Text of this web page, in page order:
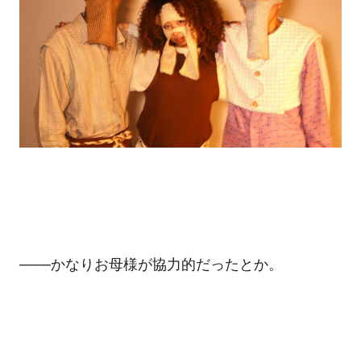
───かなりお母様が協力的だったとか。